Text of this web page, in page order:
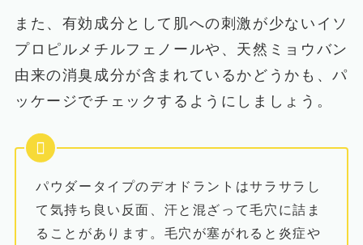
また、有効成分として肌への刺激が少ないイソ
プロピルメチルフェノールや、天然ミョウバン
由来の消臭成分が含まれているかどうかも、パ
ッケージでチェックするようにしましょう。
パウダータイプのデオドラントはサラサラし
て気持ち良い反面、汗と混ざって毛穴に詰ま
ることがあります。毛穴が塞がれると炎症や